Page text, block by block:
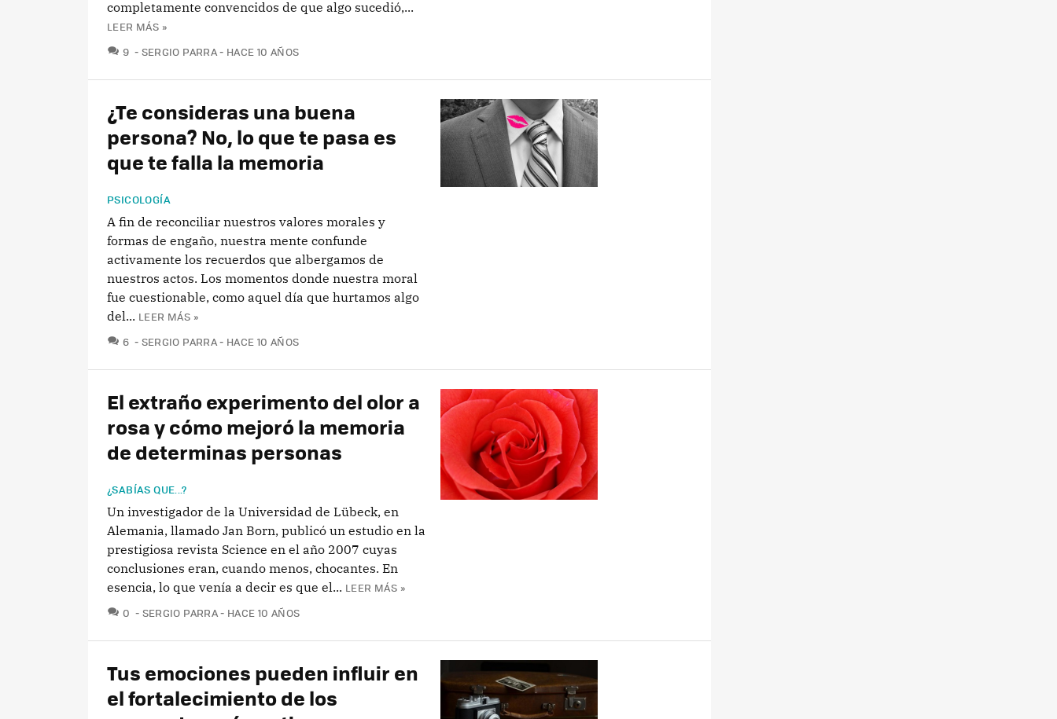
completamente convencidos de que algo sucedió,...
LEER MÁS »
9 COMENTARIOS
SERGIO PARRA HACE 10 AÑOS
¿Te consideras una buena
persona? No, lo que te pasa es
que te falla la memoria
PSICOLOGÍA
A fin de reconciliar nuestros valores morales y
formas de engaño, nuestra mente confunde
activamente los recuerdos que albergamos de
nuestros actos. Los momentos donde nuestra moral
fue cuestionable, como aquel día que hurtamos algo
del... LEER MÁS »
6 COMENTARIOS
SERGIO PARRA HACE 10 AÑOS
El extraño experimento del olor a
rosa y cómo mejoró la memoria
de determinas personas
¿SABÍAS QUE...?
Un investigador de la Universidad de Lübeck, en
Alemania, llamado Jan Born, publicó un estudio en la
prestigiosa revista Science en el año 2007 cuyas
conclusiones eran, cuando menos, chocantes. En
esencia, lo que venía a decir es que el... LEER MÁS »
0 COMENTARIOS
SERGIO PARRA HACE 10 AÑOS
Tus emociones pueden influir en
el fortalecimiento de los